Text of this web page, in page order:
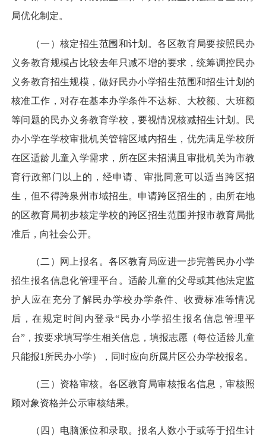
局优化制定。
（一）核定招生范围和计划。各区教育局要按照民办
义务教育规模占比较去年只减不增的要求，统筹调控民办
义务教育招生规模，做好民办小学招生范围和招生计划的
核准工作，对存在基本办学条件不达标、大校额、大班额
等问题的民办义务教育学校，要视情况核减招生计划。民
办小学在学校审批机关管辖区域内招生，优先满足学校所
在区适龄儿童入学需求，所在区未招满且审批机关为市教
育行政部门以上的，经申请、审批同意可以适当跨区招
生，但不得跨泉州市域招生。申请跨区招生的，由所在地
的区教育局初步核定学校的跨区招生范围并报市教育局批
准后，向社会公开。
（二）网上报名。各区教育局应进一步完善民办小学
招生报名信息化管理平台。适龄儿童的父母或其他法定监
护人应在充分了解民办学校办学条件、收费标准等情况
后，在规定时间内登录“民办小学招生报名信息管理平
台”，按要求填写学生相关信息，填报志愿（每位适龄儿童
只能报1所民办小学），同时应向所属片区公办学校报名。
（三）资格审核。各区教育局审核报名信息，审核照
顾对象资格并公示审核结果。
（四）电脑派位和录取。报名人数小于或等于招生计